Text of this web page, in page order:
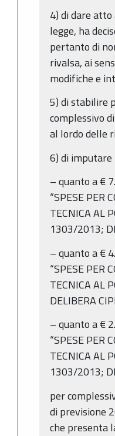
4) di dare
legge, ha
pertanto di
rivalsa, ai
modifiche e
5) di stabilire
complessivo
al lordo delle
6) di imputare
– quanto a €
“SPESE PER
TECNICA AL
1303/2013;
– quanto a €
“SPESE PER
TECNICA AL
DELIBERA
– quanto a €
“SPESE PER
TECNICA AL
1303/2013;
per
di previsione
che presenta